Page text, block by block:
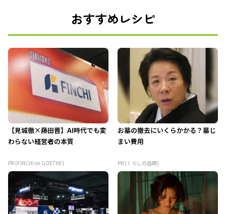
おすすめレシピ
【見城徹×藤田晋】AI時代でも変
わらない経営者の本質
PR (FINCHI on GOETHE)
お墓の撤去にいくらかかる？墓じ
まい費用
PR (くらしの話題)